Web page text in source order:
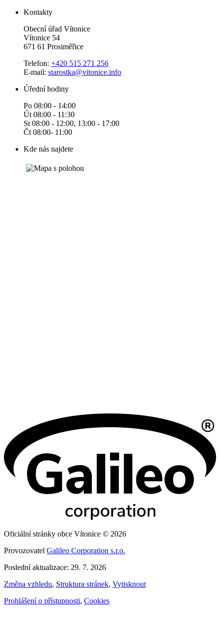
Kontakty
Obecní úřad Vítonice
Vítonice 54
671 61 Prosiměřice
Telefon: +420 515 271 256
E-mail: starostka@vitonice.info
Úřední hodiny
Po 08:00 - 14:00
Út 08:00 - 11:30
St 08:00 - 12:00, 13:00 - 17:00
Čt 08:00- 11:00
Kde nás najdete
Oficiální stránky obce Vítonice © 2026
Provozovatel Galileo Corporation s.r.o.
Poslední aktualizace: 29. 7. 2026
Změna vzhledu, Struktura stránek, Vytisknout
Prohlášení o přístupnosti, Cookies